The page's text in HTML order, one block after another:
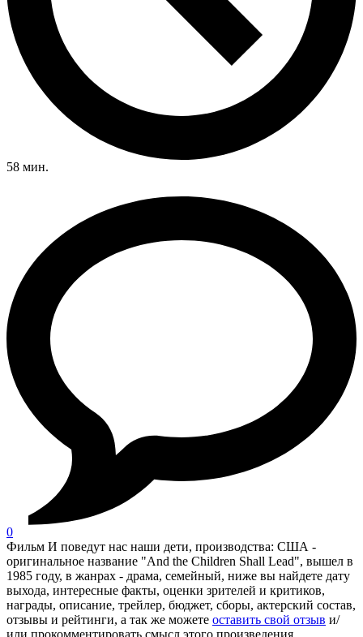
58 мин.
0
Фильм И поведут нас наши дети, производства: США -
оригинальное название "And the Children Shall Lead", вышел в
1985 году, в жанрах - драма, семейный, ниже вы найдете дату
выхода, интересные факты, оценки зрителей и критиков,
награды, описание, трейлер, бюджет, сборы, актерский состав,
отзывы и рейтинги, а так же можете оставить свой отзыв и/
или прокомментировать смысл этого произведения.